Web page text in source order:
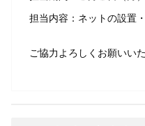
担当内容：ネットの設置
ご協力よろしくお願いい